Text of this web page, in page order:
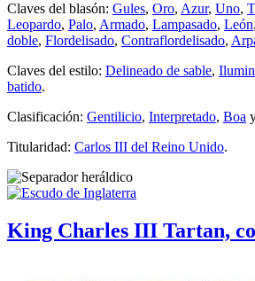
Claves del blasón: Gules, Oro, Azur, Uno,
Leopardo, Palo, Armado, Lampasado, León,
doble, Flordelisado, Contraflordelisado,
Claves del estilo: Delineado de sable,
batido.
Clasificación: Gentilicio, Interpretado, Boa
Titularidad: Carlos III del Reino Unido.
King Charles III Tartan,